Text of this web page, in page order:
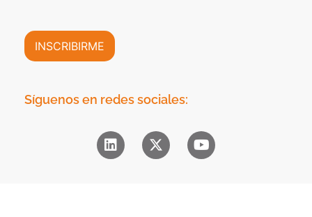
*
a
i
d
n
C
e
INSCRIBIRME
Síguenos en redes sociales: